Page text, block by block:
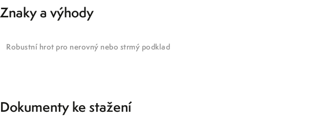
Znaky a výhody
Robustní hrot pro nerovný nebo strmý podklad
Dokumenty ke stažení